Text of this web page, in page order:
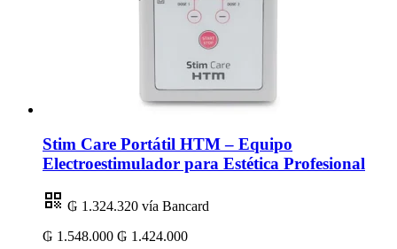
Stim Care Portátil HTM – Equipo
Electroestimulador para Estética Profesional
₲ 1.324.320 vía Bancard
₲ 1.548.000 ₲ 1.424.000